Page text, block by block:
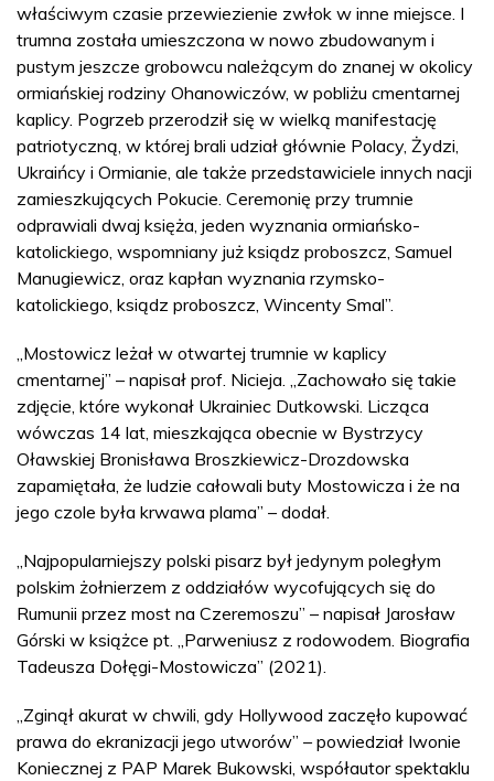
właściwym czasie przewiezienie zwłok w inne miejsce. I
trumna została umieszczona w nowo zbudowanym i
pustym jeszcze grobowcu należącym do znanej w okolicy
ormiańskiej rodziny Ohanowiczów, w pobliżu cmentarnej
kaplicy. Pogrzeb przerodził się w wielką manifestację
patriotyczną, w której brali udział głównie Polacy, Żydzi,
Ukraińcy i Ormianie, ale także przedstawiciele innych nacji
zamieszkujących Pokucie. Ceremonię przy trumnie
odprawiali dwaj księża, jeden wyznania ormiańsko-
katolickiego, wspomniany już ksiądz proboszcz, Samuel
Manugiewicz, oraz kapłan wyznania rzymsko-
katolickiego, ksiądz proboszcz, Wincenty Smal”.
„Mostowicz leżał w otwartej trumnie w kaplicy
cmentarnej” – napisał prof. Nicieja. „Zachowało się takie
zdjęcie, które wykonał Ukrainiec Dutkowski. Licząca
wówczas 14 lat, mieszkająca obecnie w Bystrzycy
Oławskiej Bronisława Broszkiewicz-Drozdowska
zapamiętała, że ludzie całowali buty Mostowicza i że na
jego czole była krwawa plama” – dodał.
„Najpopularniejszy polski pisarz był jedynym poległym
polskim żołnierzem z oddziałów wycofujących się do
Rumunii przez most na Czeremoszu” – napisał Jarosław
Górski w książce pt. „Parweniusz z rodowodem. Biografia
Tadeusza Dołęgi-Mostowicza” (2021).
„Zginął akurat w chwili, gdy Hollywood zaczęło kupować
prawa do ekranizacji jego utworów” – powiedział Iwonie
Koniecznej z PAP Marek Bukowski, współautor spektaklu